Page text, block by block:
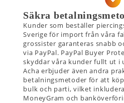
Säkra
Kunder som beställer
Sverige för import från våra
grossister garanteras snabb
via PayPal. PayPal Buyer
skyddar våra kunder fullt ut i
Acha erbjuder även andra
betalningsmetoder för att
bulk och parti, vilket
MoneyGram och